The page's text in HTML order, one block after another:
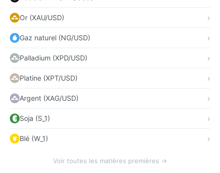
Or (XAU/USD)
Gaz naturel (NG/USD)
Palladium (XPD/USD)
Platine (XPT/USD)
Argent (XAG/USD)
Soja (S_1)
Blé (W_1)
Voir toutes les matières premières →